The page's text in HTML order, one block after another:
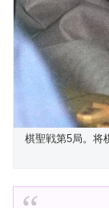
棋聖戦第5局。将